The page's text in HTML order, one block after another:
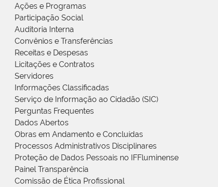
Ações e Programas
Participação Social
Auditoria Interna
Convênios e Transferências
Receitas e Despesas
Licitações e Contratos
Servidores
Informações Classificadas
Serviço de Informação ao Cidadão (SIC)
Perguntas Frequentes
Dados Abertos
Obras em Andamento e Concluídas
Processos Administrativos Disciplinares
Proteção de Dados Pessoais no IFFluminense
Painel Transparência
Comissão de Ética Profissional